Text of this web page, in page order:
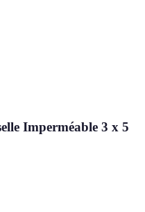
Imperméable 3 x 5